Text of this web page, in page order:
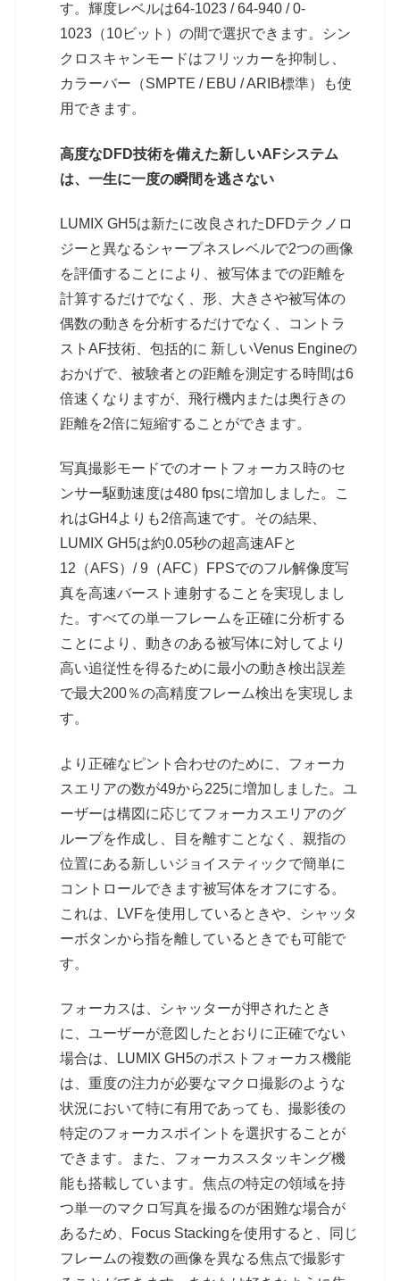
す。輝度レベルは64-1023 / 64-940 / 0-
1023（10ビット）の間で選択できます。シン
クロスキャンモードはフリッカーを抑制し、
カラーバー（SMPTE / EBU / ARIB標準）も使
用できます。
高度なDFD技術を備えた新しいAFシステム
は、一生に一度の瞬間を逃さない
LUMIX GH5は新たに改良されたDFDテクノロ
ジーと異なるシャープネスレベルで2つの画像
を評価することにより、被写体までの距離を
計算するだけでなく、形、大きさや被写体の
偶数の動きを分析するだけでなく、コントラ
ストAF技術、包括的に 新しいVenus Engineの
おかげで、被験者との距離を測定する時間は6
倍速くなりますが、飛行機内または奥行きの
距離を2倍に短縮することができます。
写真撮影モードでのオートフォーカス時のセ
ンサー駆動速度は480 fpsに増加しました。こ
れはGH4よりも2倍高速です。その結果、
LUMIX GH5は約0.05秒の超高速AFと
12（AFS）/ 9（AFC）FPSでのフル解像度写
真を高速バースト連射することを実現しまし
た。すべての単一フレームを正確に分析する
ことにより、動きのある被写体に対してより
高い追従性を得るために最小の動き検出誤差
で最大200％の高精度フレーム検出を実現しま
す。
より正確なピント合わせのために、フォーカ
スエリアの数が49から225に増加しました。ユ
ーザーは構図に応じてフォーカスエリアのグ
ループを作成し、目を離すことなく、親指の
位置にある新しいジョイスティックで簡単に
コントロールできます被写体をオフにする。
これは、LVFを使用しているときや、シャッタ
ーボタンから指を離しているときでも可能で
す。
フォーカスは、シャッターが押されたとき
に、ユーザーが意図したとおりに正確でない
場合は、LUMIX GH5のポストフォーカス機能
は、重度の注力が必要なマクロ撮影のような
状況において特に有用であっても、撮影後の
特定のフォーカスポイントを選択することが
できます。また、フォーカススタッキング機
能も搭載しています。焦点の特定の領域を持
つ単一のマクロ写真を撮るのが困難な場合が
あるため、Focus Stackingを使用すると、同じ
フレームの複数の画像を異なる焦点で撮影す